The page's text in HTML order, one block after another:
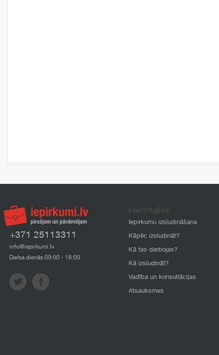
+371 25113311
info@iepirkumi.lv
Darba dienās 09:00 - 18:00
Pasūtītājiem
Iepirkumu izsludināšana
Kāpēc izsludināt?
Kā tas darbojas?
Kā izsludināt?
Vadība un konsultācijas
Atsauksmes